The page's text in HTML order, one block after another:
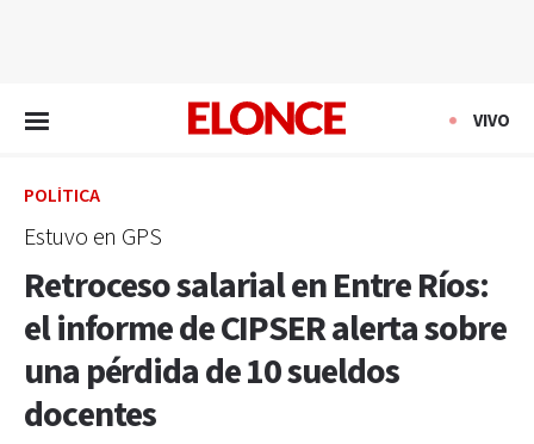
VIVO
POLÍTICA
Estuvo en GPS
Retroceso salarial en Entre Ríos:
el informe de CIPSER alerta sobre
una pérdida de 10 sueldos
docentes